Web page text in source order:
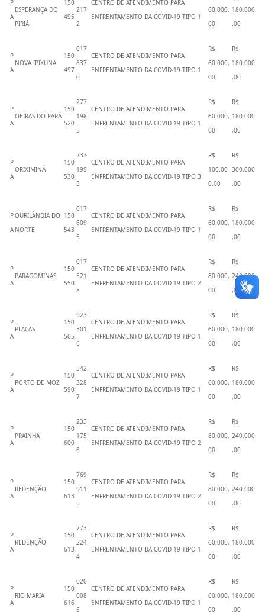
P
A
ESPERANÇA DO
PIRIÁ
150
495
217
2
CENTRO DE ATENDIMENTO PARA
ENFRENTAMENTO DA COVID-19 TIPO 1
60.000,
00
180.000
,00
P
A
NOVA IPIXUNA
150
497
017
637
0
CENTRO DE ATENDIMENTO PARA
ENFRENTAMENTO DA COVID-19 TIPO 1
R$
60.000,
00
R$
180.000
,00
P
A
OEIRAS DO PARÁ
150
520
277
198
5
CENTRO DE ATENDIMENTO PARA
ENFRENTAMENTO DA COVID-19 TIPO 1
R$
60.000,
00
R$
180.000
,00
P
A
ORIXIMINÁ
150
530
233
199
3
CENTRO DE ATENDIMENTO PARA
ENFRENTAMENTO DA COVID-19 TIPO 3
R$
100.00
0,00
R$
300.000
,00
P
A
OURILÂNDIA DO
NORTE
150
543
017
609
5
CENTRO DE ATENDIMENTO PARA
ENFRENTAMENTO DA COVID-19 TIPO 1
R$
60.000,
00
R$
180.000
,00
P
A
PARAGOMINAS
150
550
017
521
8
CENTRO DE ATENDIMENTO PARA
ENFRENTAMENTO DA COVID-19 TIPO 2
R$
80.000,
00
R$
240.000
,00
P
A
PLACAS
150
565
923
301
6
CENTRO DE ATENDIMENTO PARA
ENFRENTAMENTO DA COVID-19 TIPO 1
R$
60.000,
00
R$
180.000
,00
P
A
PORTO DE MOZ
150
590
542
328
7
CENTRO DE ATENDIMENTO PARA
ENFRENTAMENTO DA COVID-19 TIPO 1
R$
60.000,
00
R$
180.000
,00
P
A
PRAINHA
150
600
233
175
6
CENTRO DE ATENDIMENTO PARA
ENFRENTAMENTO DA COVID-19 TIPO 2
R$
80.000,
00
R$
240.000
,00
P
A
REDENÇÃO
150
613
769
911
5
CENTRO DE ATENDIMENTO PARA
ENFRENTAMENTO DA COVID-19 TIPO 2
R$
80.000,
00
R$
240.000
,00
P
A
REDENÇÃO
150
613
773
224
4
CENTRO DE ATENDIMENTO PARA
ENFRENTAMENTO DA COVID-19 TIPO 1
R$
60.000,
00
R$
180.000
,00
P
A
RIO MARIA
150
616
020
008
5
CENTRO DE ATENDIMENTO PARA
ENFRENTAMENTO DA COVID-19 TIPO 1
R$
60.000,
00
R$
180.000
,00